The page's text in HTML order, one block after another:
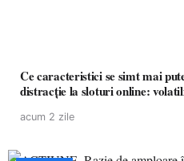
Ce caracteristici se simt mai
distracție la sloturi online:
acum 2 zile